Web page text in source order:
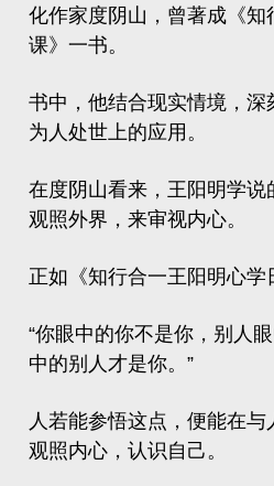
化作家度阴山 ，曾著成《
课》一书。
书中，他结合现实情境，深
为人处世上的应用。
在度阴山看来，王阳明学说
观照外界，来审视内心。
正如《知行合一王阳明心学
“你眼中的你不是你，别人
中的别人才是你。”
人若能参悟这点，便能在
观照内心，认识自己。